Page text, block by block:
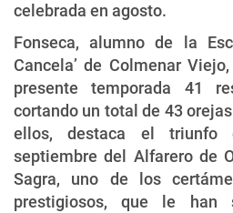
celebrada en agosto.
Fonseca, alumno de la
Cancela’ de Colmenar
presente temporada 41
cortando un total de 43
ellos, destaca el triunfo
septiembre del Alfarero de
Sagra, uno de los
prestigiosos, que le han